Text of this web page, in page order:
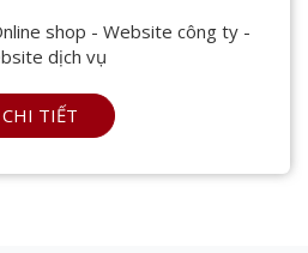
shop - Website công ty -
dịch vụ
CHI TIẾT